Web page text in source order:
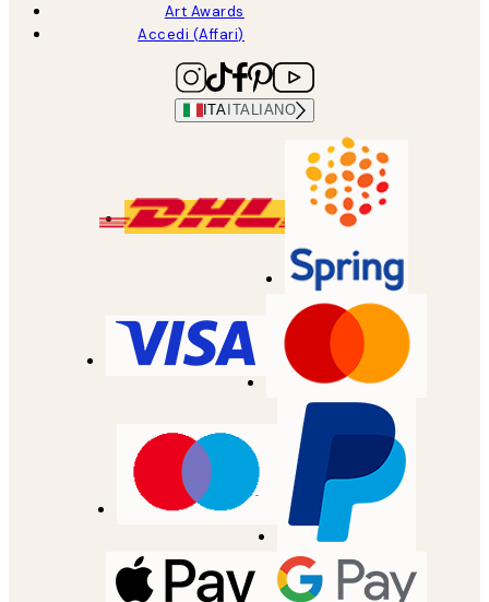
Art Awards
Accedi (Affari)
ITA ITALIANO